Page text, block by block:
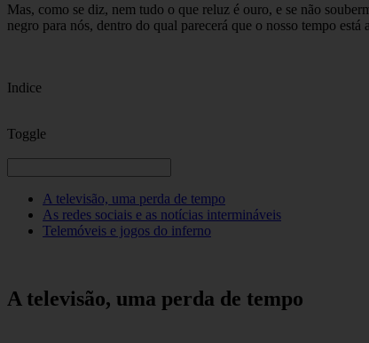
Mas, como se diz, nem tudo o que reluz é ouro, e se não
negro para nós, dentro do qual parecerá que o nosso tempo
Indice
Toggle
A televisão, uma perda de tempo
As redes sociais e as notícias intermináveis
Telemóveis e jogos do inferno
A televisão, uma perda de tempo